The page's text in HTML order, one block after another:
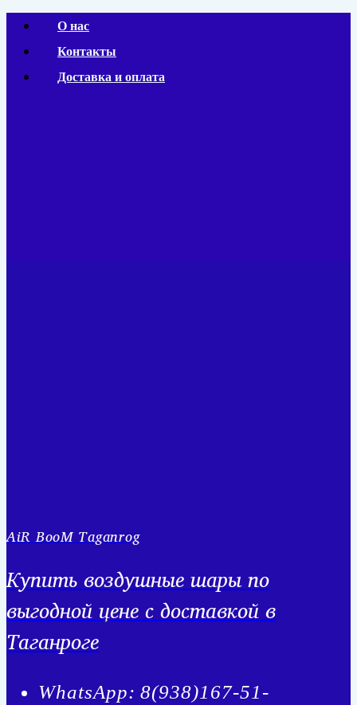
Перейти
содержимому
О нас
Контакты
Доставка и оплата
AiR BooM Taganrog
Купить воздушные шары по
выгодной цене с доставкой в
Таганроге
WhatsApp: 8(938)167-51-